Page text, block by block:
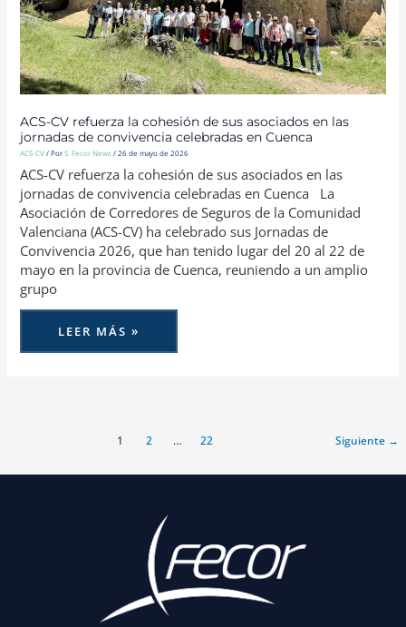
ACS-CV refuerza la cohesión de sus asociados en las
jornadas de convivencia celebradas en Cuenca
ACS-CV/ PorS. Fecor News/26 de mayo de 2026
ACS-CV refuerza la cohesión de sus asociados en las
jornadas de convivencia celebradas en Cuenca La
Asociación de Corredores de Seguros de la Comunidad
Valenciana (ACS-CV) ha celebrado sus Jornadas de
Convivencia 2026, que han tenido lugar del 20 al 22 de
mayo en la provincia de Cuenca, reuniendo a un amplio
grupo
LEER MÁS »
1 2 … 22 Siguiente →